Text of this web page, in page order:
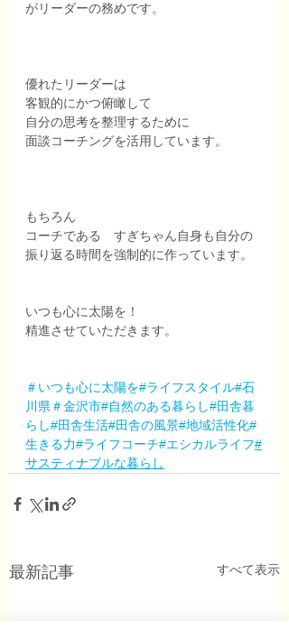
がリーダーの務めです。
優れたリーダーは
客観的にかつ俯瞰して
自分の思考を整理するために
面談コーチングを活用しています。
もちろん
コーチである　すぎちゃん自身も自分の
振り返る時間を強制的に作っています。
いつも心に太陽を！
精進させていただきます。
＃いつも心に太陽を#ライフスタイル#石
川県 ＃金沢市#自然のある暮らし#田舎暮
らし#田舎生活#田舎の風景#地域活性化#
生きる力#ライフコーチ#エシカルライフ#
サスティナブルな暮らし
最新記事 すべて表示